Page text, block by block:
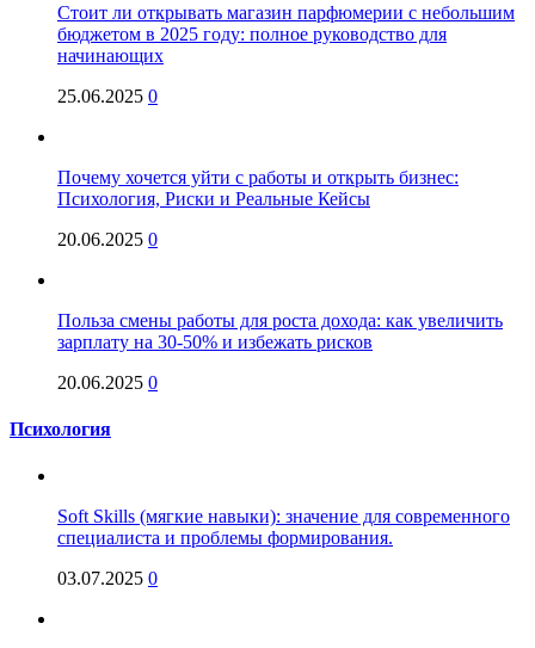
Стоит ли открывать магазин парфюмерии с небольшим
бюджетом в 2025 году: полное руководство для
начинающих
25.06.2025 0
Почему хочется уйти с работы и открыть бизнес:
Психология, Риски и Реальные Кейсы
20.06.2025 0
Польза смены работы для роста дохода: как увеличить
зарплату на 30-50% и избежать рисков
20.06.2025 0
Психология
Soft Skills (мягкие навыки): значение для современного
специалиста и проблемы формирования.
03.07.2025 0